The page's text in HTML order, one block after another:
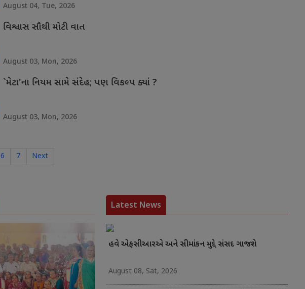
August 04, Tue, 2026
વિશ્વાસ સૌથી મોટી વાત
August 03, Mon, 2026
`મેટા'ના નિયમ સામે સંદેહ; પણ વિકલ્પ ક્યાં ?
August 03, Mon, 2026
6 7 Next
Latest News
હવે એફસીઆરએ અને સીમાંકન મુદ્દે સંસદ ગાજશે
August 08, Sat, 2026